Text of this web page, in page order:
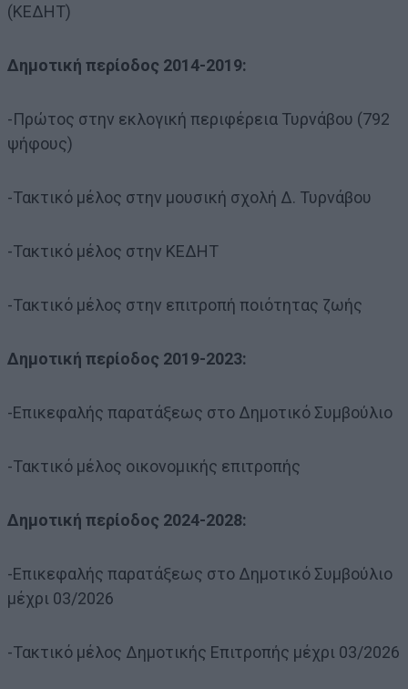
(ΚΕΔΗΤ)
Δημοτική περίοδος 2014-2019:
-Πρώτος στην εκλογική περιφέρεια Τυρνάβου (792
ψήφους)
-Τακτικό μέλος στην μουσική σχολή Δ. Τυρνάβου
-Τακτικό μέλος στην ΚΕΔΗΤ
-Τακτικό μέλος στην επιτροπή ποιότητας ζωής
Δημοτική περίοδος 2019-2023:
-Επικεφαλής παρατάξεως στο Δημοτικό Συμβούλιο
-Τακτικό μέλος οικονομικής επιτροπής
Δημοτική περίοδος 2024-2028:
-Επικεφαλής παρατάξεως στο Δημοτικό Συμβούλιο
μέχρι 03/2026
-Τακτικό μέλος Δημοτικής Επιτροπής μέχρι 03/2026